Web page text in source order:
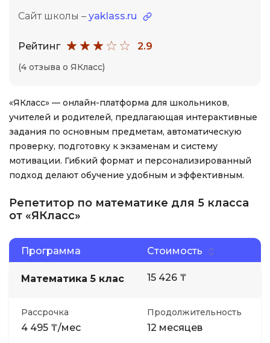
Сайт школы – yaklass.ru
Рейтинг 2.9
(4 отзыва о ЯКласс)
«ЯКласс» — онлайн-платформа для школьников,
учителей и родителей, предлагающая интерактивные
задания по основным предметам, автоматическую
проверку, подготовку к экзаменам и систему
мотивации. Гибкий формат и персонализированный
подход делают обучение удобным и эффективным.
Репетитор по математике для 5 класса
от «ЯКласс»
Программа Стоимость
Математика 5 клас 15 426 ₸
Рассрочка
4 495 ₸/мес
Продолжительность
12 месяцев